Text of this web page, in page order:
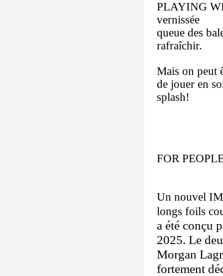
PLAYING
vernissée
queue des
rafraîchir.
Mais on peut
de jouer en
FOR
Un nouvel
longs foils
a été conçu
2025. Le
Morgan
fortement